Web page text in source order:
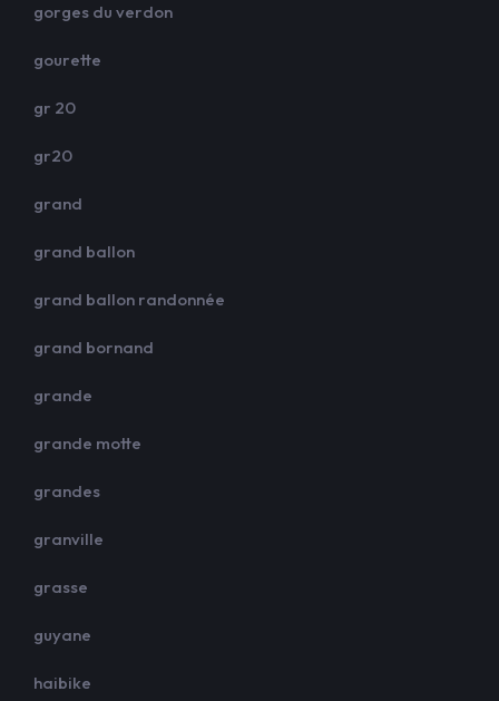
gorges du verdon
gourette
gr 20
gr20
grand
grand ballon
grand ballon randonnée
grand bornand
grande
grande motte
grandes
granville
grasse
guyane
haibike